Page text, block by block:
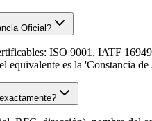
Oficial?
ISO 9001, IATF
equivalente es la 'Constancia